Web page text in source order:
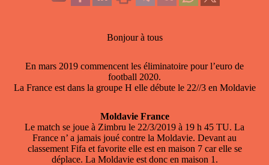
Bonjour à tous
En mars 2019 commencent les éliminatoire pour l’euro de
football 2020.
La France est dans la groupe H elle débute le 22//3 en Moldavie
Moldavie France
Le match se joue à Zimbru le 22/3/2019 à 19 h 45 TU. La
France n’ a jamais joué contre la Moldavie. Devant au
classement Fifa et favorite elle est en maison 7 car elle se
déplace. La Moldavie est donc en maison 1.